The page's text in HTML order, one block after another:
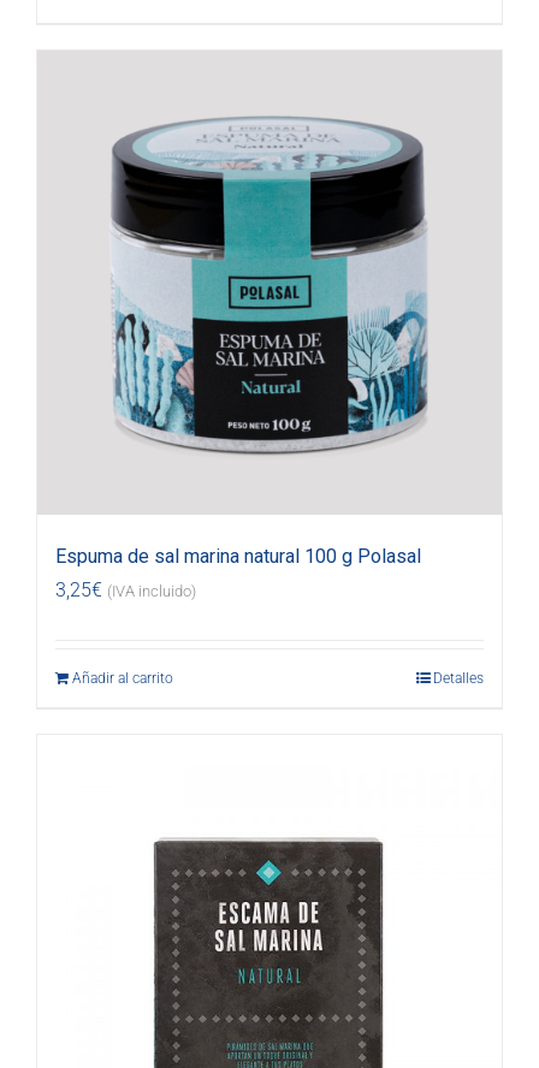
Espuma de sal marina natural 100 g Polasal
3,25€ (IVA incluido)
Añadir al carrito Detalles